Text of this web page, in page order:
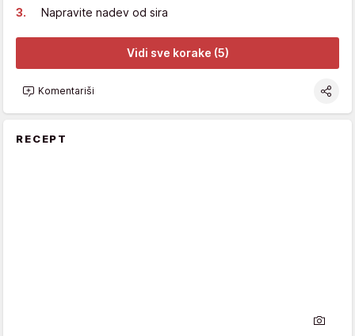
Napravite nadev od sira
Vidi sve korake (5)
Komentariši
RECEPT